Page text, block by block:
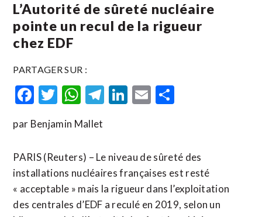
L’Autorité de sûreté nucléaire
pointe un recul de la rigueur
chez EDF
PARTAGER SUR :
Facebook
Twitter
WhatsApp
Telegram
LinkedIn
Email
par Benjamin Mallet
PARIS (Reuters) – Le niveau de sûreté des
installations nucléaires françaises est resté
« acceptable » mais la rigueur dans l’exploitation
des centrales d’EDF a reculé en 2019, selon un